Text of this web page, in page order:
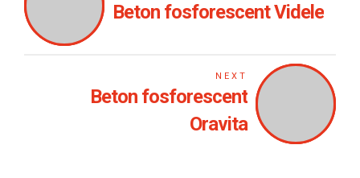
Beton fosforescent Videle
NEXT
Beton fosforescent
Oravita